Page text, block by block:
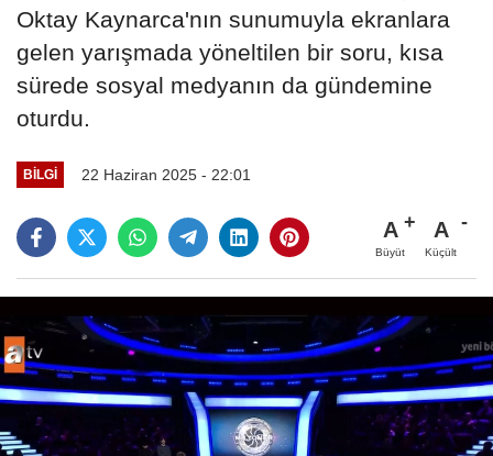
Oktay Kaynarca'nın sunumuyla ekranlara
gelen yarışmada yöneltilen bir soru, kısa
sürede sosyal medyanın da gündemine
oturdu.
BILGI 22 Haziran 2025 - 22:01
A
Büyüt
A
Küçült